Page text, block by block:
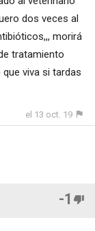
dos veces al
morirá
tratamiento
viva si tardas
el 13 oct. 19
-1